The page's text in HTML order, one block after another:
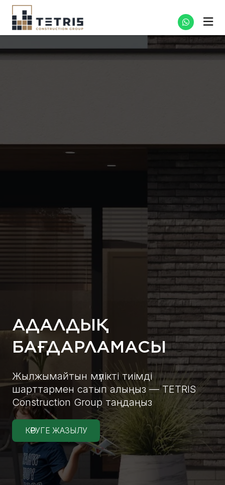
АДАЛДЫҚ
БАҒДАРЛАМАСЫ
Жылжымайтын мүлікті тиімді
шарттармен сатып алыңыз — TETRIS
Construction Group таңдаңыз
КӨРУГЕ ЖАЗЫЛУ